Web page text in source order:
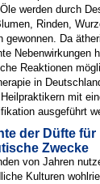
werden durch
Rinden,
gewonnen. Da
Nebenwirkungen
Reaktionen
in
mit
ausgeführt
der Düfte für
Zwecke
von Jahren
Kulturen